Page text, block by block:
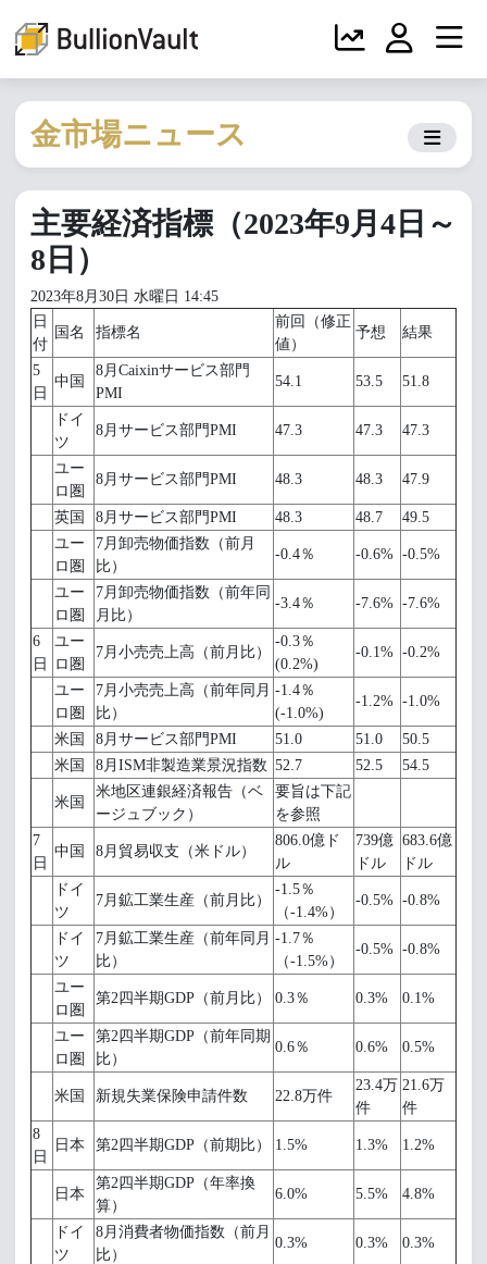
金市場ニュース
主要経済指標（2023年9月4日～
8日）
2023年8月30日 水曜日 14:45
日
付
国名 指標名
前回（修正
値）
予想 結果
5
日
中国
8月Caixinサービス部門
PMI
54.1 53.5 51.8
ドイ
ツ
8月サービス部門PMI 47.3 47.3 47.3
ユー
ロ圏
8月サービス部門PMI 48.3 48.3 47.9
英国 8月サービス部門PMI 48.3 48.7
49.5
ユー
ロ圏
7月卸売物価指数（前月
比）
-0.4％ -0.6% -0.5%
ユー
ロ圏
7月卸売物価指数（前年同
月比）
-3.4％ -7.6% -7.6%
6
日
ユー
ロ圏
7月小売売上高（前月比）
-0.3％
(0.2%)
-0.1% -0.2%
ユー
ロ圏
7月小売売上高（前年同月
比）
-1.4％
(-1.0%)
-1.2% -1.0%
米国 8月サービス部門PMI 51.0 51.0
50.5
米国
8月ISM非製造業景況指数 52.7 52.5 54.5
米国
米地区連銀経済報告（ベ
ージュブック）
要旨は下記
を参照
7
日
中国 8月貿易収支（米ドル）
806.0億ド
ル
739億
ドル
683.6億
ドル
ドイ
ツ
7月鉱工業生産（前月比）
-1.5％
（-1.4%）
-0.5% -0.8%
ドイ
ツ
7月鉱工業生産（前年同月
比）
-1.7％
（-1.5%）
-0.5% -0.8%
ユー
ロ圏
第2四半期GDP（前月比） 0.3％ 0.3% 0.1%
ユー
ロ圏
第2四半期GDP（前年同期
比）
0.6％ 0.6% 0.5%
米国 新規失業保険申請件数 22.8万件
23.4万
件
21.6万
件
8
日
日本 第2四半期GDP（前期比） 1.5% 1.3% 1.2%
日本
第2四半期GDP（年率換
算）
6.0% 5.5% 4.8%
ドイ
ツ
8月消費者物価指数（前月
比）
0.3% 0.3% 0.3%